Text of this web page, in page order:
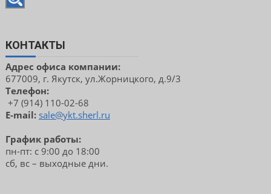
КОНТАКТЫ
Адрес офиса компании:
677009, г. Якутск, ул.Жорницкого, д.9/3
Телефон:
+7 (914) 110-02-68
E-mail: sale@ykt.sherl.ru
График работы:
пн-пт: с 9:00 до 18:00
сб, вс – выходные дни.